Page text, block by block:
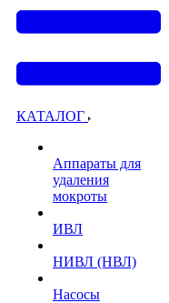
КАТАЛОГ
Аппараты для
удаления
мокроты
ИВЛ
НИВЛ (НВЛ)
Насосы